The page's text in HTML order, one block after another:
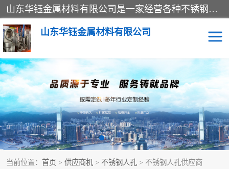
山东华钰金属材料有限公司是一家经营各种不锈钢管材、板材、圆钢、法兰、封头、型材等产品的公司；主营产品有：不锈钢管，激光切割，管件标准件，不锈钢圆钢，不锈钢人孔，不锈钢亮管，不锈钢角钢，不锈钢加工，不锈钢管子，不锈钢工业方管，不锈钢封头，不锈钢法兰，不锈钢阀门，不锈钢槽钢，不锈钢扁钢，不锈钢板等；可为客户制作各种规格的型材及不锈钢配件、非标准件及各种容器具等，能满足客户的不同采购要求。
山东华钰金属材料有限公司
当前位置： 首页 > 供应商机 > 不锈钢人孔 > 不锈钢人孔供应商
不锈钢管 激光切割
管件标准件 不锈钢圆钢
不锈钢人孔 不锈钢亮管
不锈钢角钢 不锈钢加工